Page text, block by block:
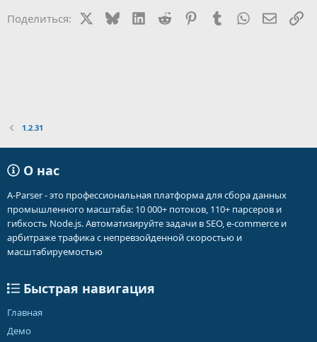
Поделиться: BlueskyLinkedIn
Reddit PinterestTumblr WhatsApp
1.2.31
О нас
A-Parser - это профессиональная платформа для сбора данных
промышленного масштаба: 10 000+ потоков, 110+ парсеров и
гибкость Node.js. Автоматизируйте задачи в SEO, e-commerce и
арбитраже трафика с непревзойденной скоростью и
масштабируемостью
Быстрая навигация
Главная
Демо